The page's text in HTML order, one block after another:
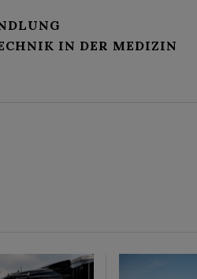
IN DER MEDIZIN